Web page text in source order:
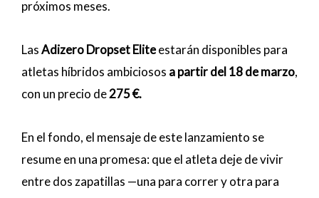
próximos meses.
LasAdizero Dropset Eliteestarán disponibles para
atletas híbridos ambiciosos a partir del 18 de marzo,
con un precio de275 €.
En el fondo, el mensaje de este lanzamiento se
resume en una promesa: que el atleta deje de vivir
entre dos zapatillas —una para correr y otra para